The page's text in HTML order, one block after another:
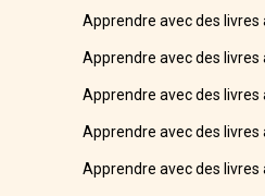
Apprendre avec des livres
Apprendre avec des livres
Apprendre avec des livres
Apprendre avec des livres
Apprendre avec des livres